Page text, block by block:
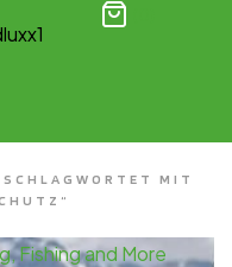
MIT
Fishing and More